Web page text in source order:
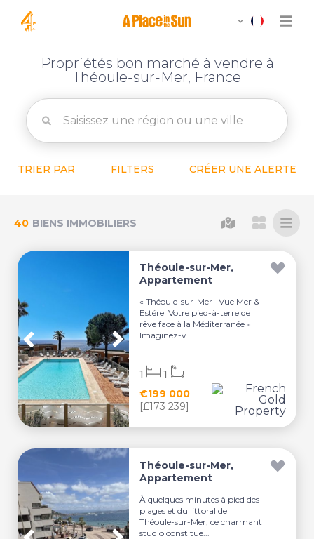
Propriétés bon marché à vendre à
Théoule-sur-Mer, France
TRIER PAR FILTERS CRÉER UNE ALERTE
40 BIENS IMMOBILIERS
Théoule-sur-Mer,
Appartement
« Théoule-sur-Mer · Vue Mer &
Estérel Votre pied-à-terre de
rêve face à la Méditerranée »
Imaginez-v...
€199 000
[£173 239]
1 1
Théoule-sur-Mer,
Appartement
À quelques minutes à pied des
plages et du littoral de
Théoule-sur-Mer, ce charmant
studio constitue...